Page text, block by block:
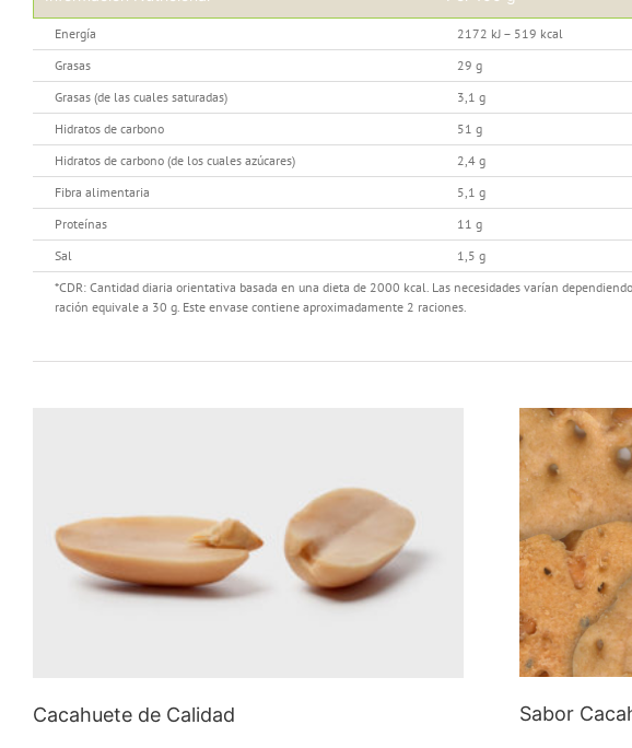
Energía 2172 kJ – 519 kcal
Grasas
29 g
Grasas (de las cuales saturadas)
3,1 g
Hidratos de carbono
51 g
Hidratos de carbono (de los cuales azúcares)
2,4 g
Fibra alimentaria
5,1 g
Proteínas
11 g
Sal
1,5 g
*CDR: Cantidad diaria orientativa basada en una dieta de 2000 kcal. Las necesidades varían
ración equivale a 30 g. Este envase contiene aproximadamente 2 raciones.
Cacahuete de Calidad Sabor